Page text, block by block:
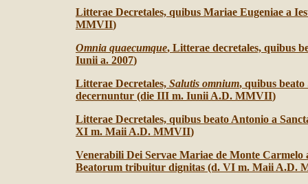
Litterae Decretales, quibus Mariae Eugeniae a
MMVII)
Omnia quaecumque, Litterae decretales, quibus
Iunii a. 2007)
Litterae Decretales, Salutis omnium, quibus
decernuntur (die III m. Iunii A.D. MMVII)
Litterae Decretales, quibus beato Antonio a
XI m. Maii A.D. MMVII)
Venerabili Dei Servae Mariae de Monte
Beatorum tribuitur dignitas (d. VI m. Maii A.D.